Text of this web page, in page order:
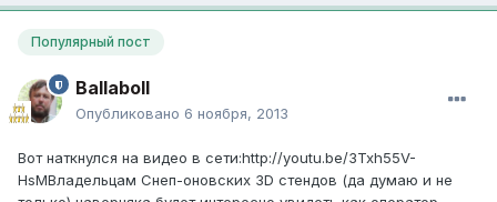
Популярный пост
Ballaboll
Опубликовано 6 ноября, 2013
Вот наткнулся на видео в сети:http://youtu.be/3Txh55V-
HsMВладельцам Снеп-оновских 3D стендов (да думаю и не